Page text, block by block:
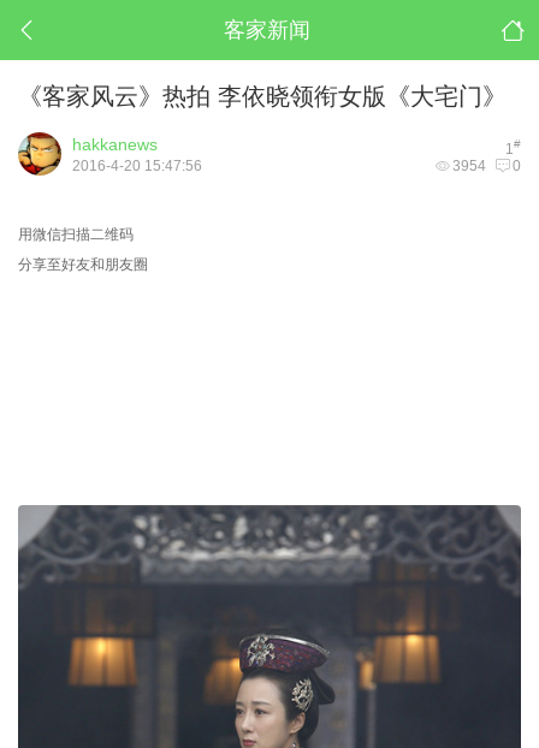
客家新闻
《客家风云》热拍 李依晓领衔女版《大宅门》
1#
hakkanews
3954 0
2016-4-20 15:47:56
用微信扫描二维码
分享至好友和朋友圈